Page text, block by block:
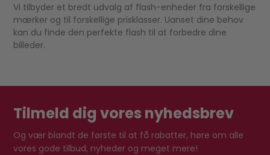
Vi tilbyder et bredt udvalg af flash-enheder fra forskellige
mærker og til forskellige prisklasser. Uanset dine behov
kan du finde den perfekte flash til at forbedre dine
billeder.
Tilmeld dig vores nyhedsbrev
Og vær blandt de første til at få rabatter, høre om alle
vores gode tilbud, nyheder og meget mere!